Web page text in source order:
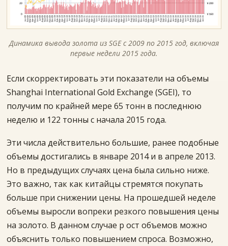
Динамика вывода золота из SGE с 2009 по 2015 год, включая
первые недели 2015 года.
Если скорректировать эти показатели на объемы
Shanghai International Gold Exchange (SGEI), то
получим по крайней мере 65 тонн в последнюю
неделю и 122 тонны с начала 2015 года.
Эти числа действительно большие, ранее подобные
объемы достигались в январе 2014 и в апреле 2013.
Но в предыдущих случаях цена была сильно ниже.
Это важно, так как китайцы стремятся покупать
больше при снижении цены. На прошедшей неделе
объемы выросли вопреки резкого повышения цены
на золото. В данном случае р ост объемов можно
объяснить только повышением спроса. Возможно,